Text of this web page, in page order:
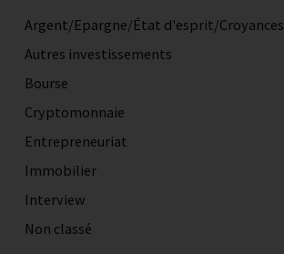
Argent/Epargne/État d'esprit/Croyances
Autres investissements
Bourse
Cryptomonnaie
Entrepreneuriat
Immobilier
Interview
Non classé